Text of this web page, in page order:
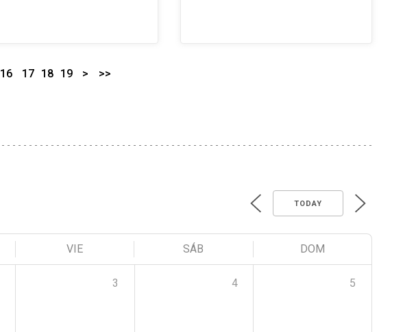
16 17 18 19 > >>
TODAY
VIE SÁB DOM
3 4 5